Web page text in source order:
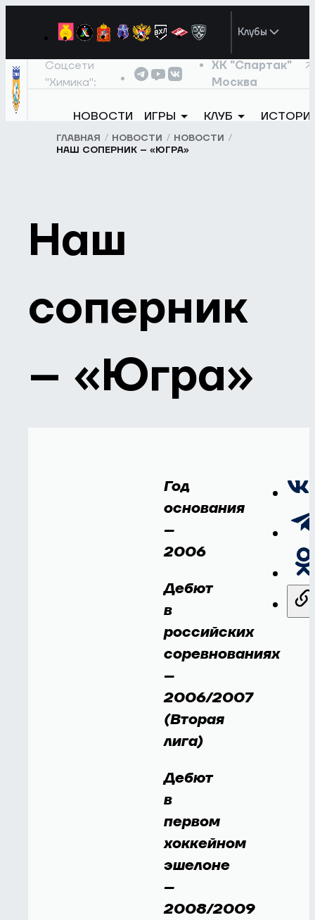
Клубы
Соцсети
"Химика":
ХК "Спартак"
Москва
НОВОСТИ ИГРЫ КЛУБ
ГЛАВНАЯ НОВОСТИ
НОВОСТИ
НАШ СОПЕРНИК – «ЮГРА»
Наш
соперник
– «Югра»
Год
основания
–
2006
Дебют
в
российских
соревнованиях
–
2006/2007
(Вторая
лига)
Дебют
в
первом
хоккейном
эшелоне
–
2008/2009